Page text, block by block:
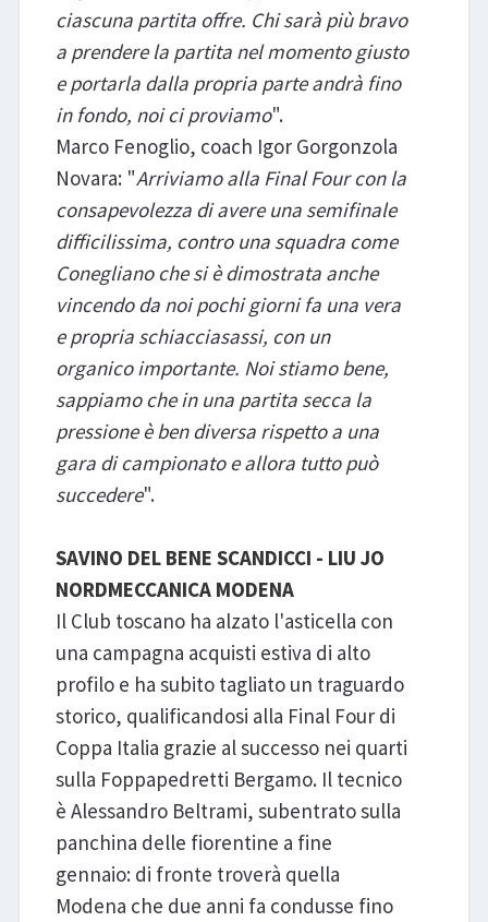
ciascuna partita offre. Chi sarà più bravo
a prendere la partita nel momento giusto
e portarla dalla propria parte andrà fino
in fondo, noi ci proviamo".
Marco Fenoglio, coach Igor Gorgonzola
Novara: "Arriviamo alla Final Four con la
consapevolezza di avere una semifinale
difficilissima, contro una squadra come
Conegliano che si è dimostrata anche
vincendo da noi pochi giorni fa una vera
e propria schiacciasassi, con un
organico importante. Noi stiamo bene,
sappiamo che in una partita secca la
pressione è ben diversa rispetto a una
gara di campionato e allora tutto può
succedere".
SAVINO DEL BENE SCANDICCI - LIU JO
NORDMECCANICA MODENA
Il Club toscano ha alzato l'asticella con
una campagna acquisti estiva di alto
profilo e ha subito tagliato un traguardo
storico, qualificandosi alla Final Four di
Coppa Italia grazie al successo nei quarti
sulla Foppapedretti Bergamo. Il tecnico
è Alessandro Beltrami, subentrato sulla
panchina delle fiorentine a fine
gennaio: di fronte troverà quella
Modena che due anni fa condusse fino